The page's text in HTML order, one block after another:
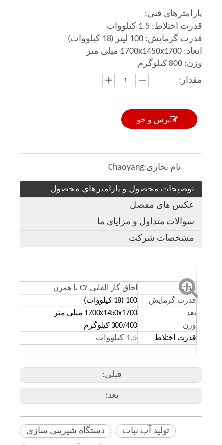
پارامترهای فنی:
قدرت اختلاط: 1.5 کیلووات
قدرت گرمایش: 100 لیتر (18 کیلووات)
ابعاد: 1700x1450x1700 میلی متر
وزن: 800 کیلوگرم
مقدار:
پرس و جو
نام تجاری:Chaoyang
توضیحات محصول و پارامترهای محصول
عکس های مفصل
سوالات متداول و مزایای ما
مشخصات شرکت
مدل
اجاق گاز القایی CY با همزن
قدرت گرمایش
100 (18 کیلووات)
بعد 1700x1450x1700 میلی متر
وزن
300/400 کیلوگرم
قدرت اختلاط
1.5 کیلووات
قبلی:
بعد:
دستگاه شیرینی سازی
تولید آب نبات